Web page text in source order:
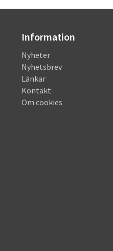
Information
Nyheter
Nyhetsbrev
Länkar
Kontakt
Om cookies